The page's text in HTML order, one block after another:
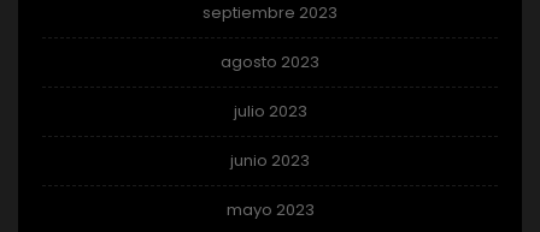
septiembre 2023
agosto 2023
julio 2023
junio 2023
mayo 2023